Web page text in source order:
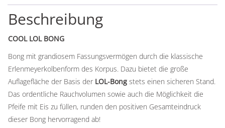
Beschreibung
COOL LOL BONG
Bong mit grandiosem Fassungsvermögen durch die klassische
Erlenmeyerkolbenform des Korpus. Dazu bietet die große
Auflagefläche der Basis der LOL-Bong stets einen sicheren Stand.
Das ordentliche Rauchvolumen sowie auch die Möglichkeit die
Pfeife mit Eis zu füllen, runden den positiven Gesamteindruck
dieser Bong hervorragend ab!